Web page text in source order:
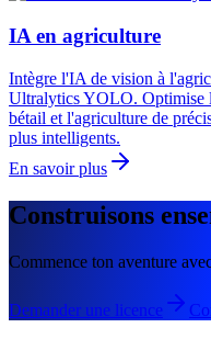
IA en agriculture
Intègre l'IA de vision à
Ultralytics YOLO. Optimise
bétail et l'agriculture de
plus intelligents.
En savoir plus
Construisons
Commence ton aventure
Demander une licence